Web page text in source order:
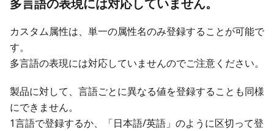
多言語の表現には対応していません。
カスタム属性は、単一の属性名のみ登録することが可能で
す。
多言語の表現には対応していませんのでご注意ください。
製品に対して、言語ごとに異なる値を登録することも同様
にできません。
1言語で登録するか、「日本語/英語」のように区切って登